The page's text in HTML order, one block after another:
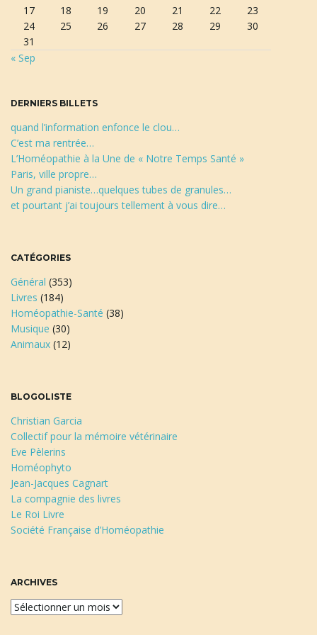
c
« Sep
17
18 19 20 21 22
23
24
25 26 27 28 29
30
31
DERNIERS BILLETS
quand l’information enfonce le clou…
C’est ma rentrée…
L’Homéopathie à la Une de « Notre Temps Santé »
Paris, ville propre…
Un grand pianiste…quelques tubes de granules…
et pourtant j’ai toujours tellement à vous dire…
CATÉGORIES
Général (353)
Livres (184)
Homéopathie-Santé (38)
Musique (30)
Animaux (12)
BLOGOLISTE
Christian Garcia
Collectif pour la mémoire vétérinaire
Eve Pèlerins
Homéophyto
Jean-Jacques Cagnart
La compagnie des livres
Le Roi Livre
Société Française d’Homéopathie
ARCHIVES
A